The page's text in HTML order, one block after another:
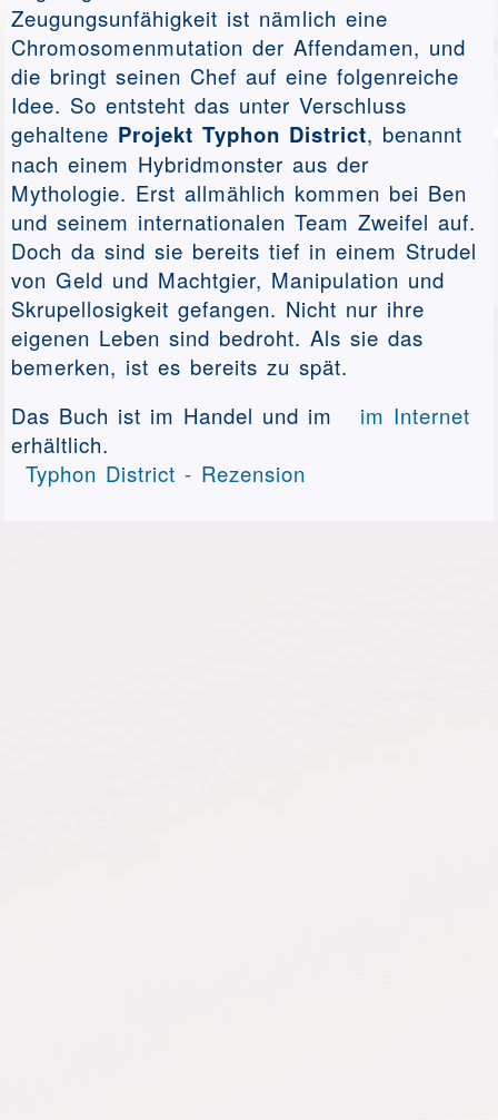
Zeugungsunfähigkeit ist nämlich eine
Chromosomenmutation der Affendamen, und
die bringt seinen Chef auf eine folgenreiche
Idee. So entsteht das unter Verschluss
gehaltene Projekt Typhon District, benannt
nach einem Hybridmonster aus der
Mythologie. Erst allmählich kommen bei Ben
und seinem internationalen Team Zweifel auf.
Doch da sind sie bereits tief in einem Strudel
von Geld und Machtgier, Manipulation und
Skrupellosigkeit gefangen. Nicht nur ihre
eigenen Leben sind bedroht. Als sie das
bemerken, ist es bereits zu spät.
Das Buch ist im Handel und im
im Internet
erhältlich.
Typhon District - Rezension